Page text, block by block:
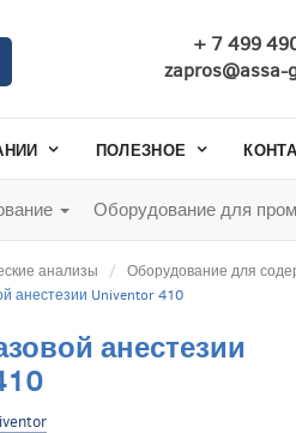
+ 7 499
zapros@assa-
ПОЛЕЗНОЕ
Оборудование для
анализы
Оборудование для
анестезии Univentor 410
анестезии